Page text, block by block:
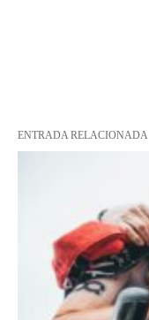
ENTRADA RELACIONADA